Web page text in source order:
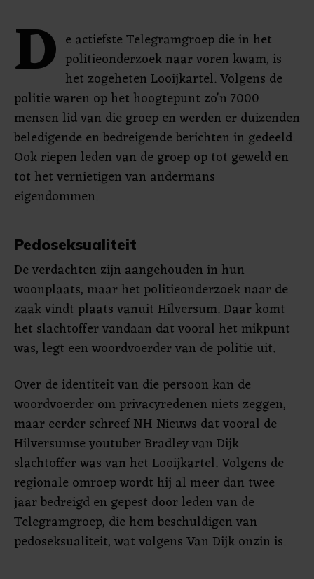
D e actiefste Telegramgroep die in het
politieonderzoek naar voren kwam, is
het zogeheten Looijkartel. Volgens de
politie waren op het hoogtepunt zo'n 7000
mensen lid van die groep en werden er duizenden
beledigende en bedreigende berichten in gedeeld.
Ook riepen leden van de groep op tot geweld en
tot het vernietigen van andermans
eigendommen.
Pedoseksualiteit
De verdachten zijn aangehouden in hun
woonplaats, maar het politieonderzoek naar de
zaak vindt plaats vanuit Hilversum. Daar komt
het slachtoffer vandaan dat vooral het mikpunt
was, legt een woordvoerder van de politie uit.
Over de identiteit van die persoon kan de
woordvoerder om privacyredenen niets zeggen,
maar eerder schreef NH Nieuws dat vooral de
Hilversumse youtuber Bradley van Dijk
slachtoffer was van het Looijkartel. Volgens de
regionale omroep wordt hij al meer dan twee
jaar bedreigd en gepest door leden van de
Telegramgroep, die hem beschuldigen van
pedoseksualiteit, wat volgens Van Dijk onzin is.